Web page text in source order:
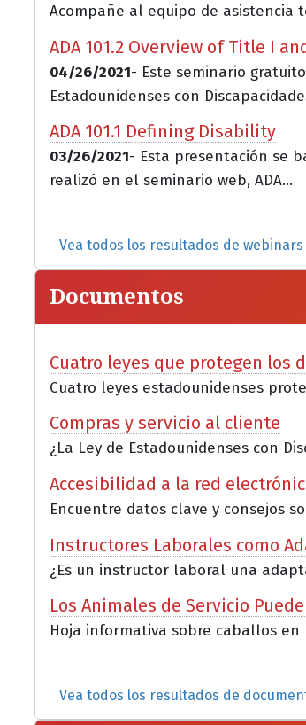
Acompañe al equipo de asistencia
ADA 101.2 Overview of Title I
04/26/2021- Este seminario
Estadounidenses con
ADA 101.1 Defining Disability
03/26/2021- Esta presentación se
realizó en el seminario web, ADA...
Vea todos los resultados de webinars
Documentos
Cuatro leyes que protegen los
Cuatro leyes estadounidenses
Compras y servicio al cliente
¿La Ley de Estadounidenses con
Accesibilidad a la red
Encuentre datos clave y consejos
Instructores Laborales como
¿Es un instructor laboral una
Los Animales de Servicio
Hoja informativa sobre caballos
Vea todos los resultados de